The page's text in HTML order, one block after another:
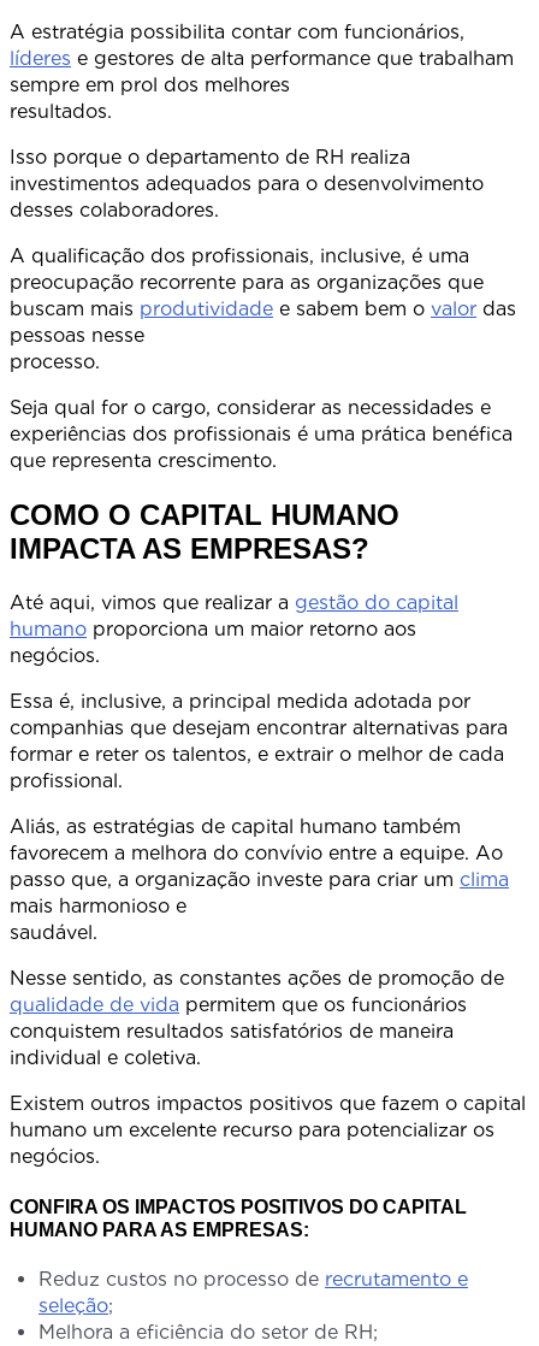
A estratégia possibilita contar com funcionários,
líderes e gestores de alta performance que trabalham
sempre em prol dos melhores
Isso porque o departamento de RH realiza
investimentos adequados para o desenvolvimento
desses colaboradores.
A qualificação dos profissionais, inclusive, é uma
preocupação recorrente para as organizações que
buscam mais produtividade e sabem bem o valor das
pessoas nesse
Seja qual for o cargo, considerar as necessidades e
experiências dos profissionais é uma prática benéfica
que representa crescimento.
COMO O CAPITAL HUMANO
IMPACTA AS EMPRESAS?
Até aqui, vimos que realizar a gestão do capital
humano proporciona um maior retorno aos
Essa é, inclusive, a principal medida adotada por
companhias que desejam encontrar alternativas para
formar e reter os talentos, e extrair o melhor de cada
profissional.
Aliás, as estratégias de capital humano também
favorecem a melhora do convívio entre a equipe. Ao
passo que, a organização investe para criar um clima
mais harmonioso e
Nesse sentido, as constantes ações de promoção de
qualidade de vida permitem que os funcionários
conquistem resultados satisfatórios de maneira
individual e coletiva.
Existem outros impactos positivos que fazem o capital
humano um excelente recurso para potencializar os
CONFIRA OS IMPACTOS POSITIVOS DO CAPITAL
HUMANO PARA AS EMPRESAS:
Reduz custos no processo de recrutamento e
seleção;
Melhora a eficiência do setor de RH;